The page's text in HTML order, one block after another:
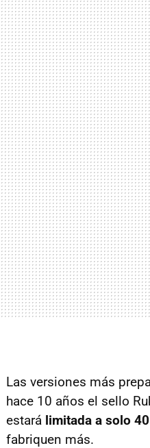
Las versiones más
hace 10 años el sello
estará limitada a solo
fabriquen más.